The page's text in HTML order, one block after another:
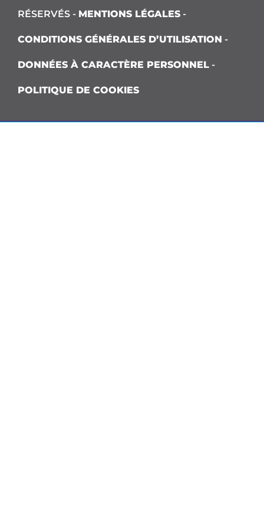
RÉSERVÉS - MENTIONS LÉGALES -
CONDITIONS GÉNÉRALES D’UTILISATION -
DONNÉES À CARACTÈRE PERSONNEL -
POLITIQUE DE COOKIES